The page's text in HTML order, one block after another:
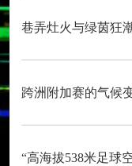
巷弄灶火与绿茵狂